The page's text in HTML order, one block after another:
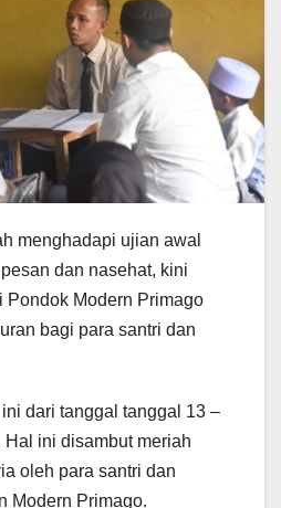
menghadapi ujian awal
dan nasehat, kini
Pondok Modern Primago
bagi para santri dan
dari tanggal tanggal 13 –
ini disambut meriah
oleh para santri dan
Modern Primago.